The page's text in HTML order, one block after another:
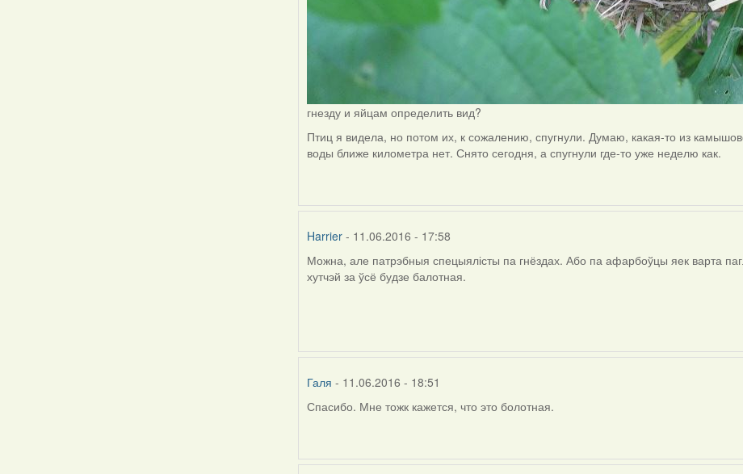
гнезду и яйцам определить вид?
Птиц я видела, но потом их, к сожалению, спугнули. Думаю, какая-то из
воды ближе километра нет. Снято сегодня, а спугнули где-то уже неделю как.
Harrier - 11.06.2016 - 17:58
Можна, але патрэбныя спецыялісты па гнёздах. Або па афарбоўцы яек варта
хутчэй за ўсё будзе балотная.
Галя - 11.06.2016 - 18:51
In
by
Спасибо. Мне тожк кажется, что это болотная.